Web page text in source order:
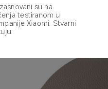
su na
testiranom u
Xiaomi. Stvarni